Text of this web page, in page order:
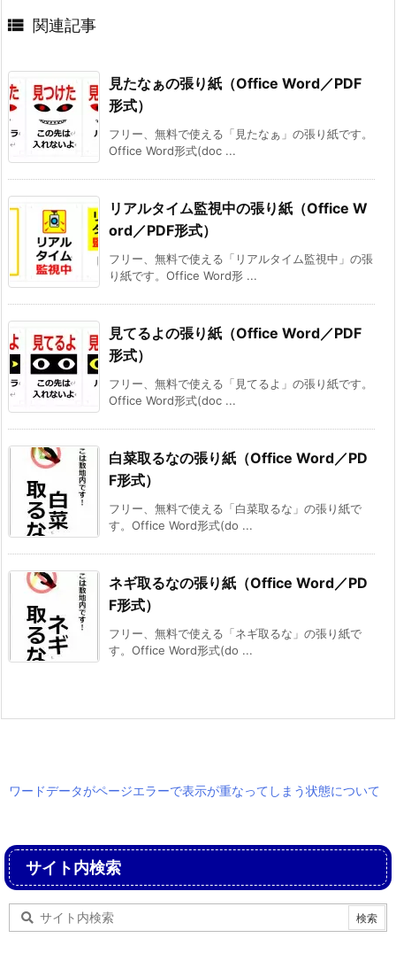
 関連記事
見たなぁの張り紙（Office Word／PDF
形式）
フリー、無料で使える「見たなぁ」の張り紙です。
Office Word形式(doc ...
リアルタイム監視中の張り紙（Office W
ord／PDF形式）
フリー、無料で使える「リアルタイム監視中」の張
り紙です。Office Word形 ...
見てるよの張り紙（Office Word／PDF
形式）
フリー、無料で使える「見てるよ」の張り紙です。
Office Word形式(doc ...
白菜取るなの張り紙（Office Word／PD
F形式）
フリー、無料で使える「白菜取るな」の張り紙で
す。Office Word形式(do ...
ネギ取るなの張り紙（Office Word／PD
F形式）
フリー、無料で使える「ネギ取るな」の張り紙で
す。Office Word形式(do ...
ワードデータがページエラーで表示が重なってしまう状態について
サイト内検索